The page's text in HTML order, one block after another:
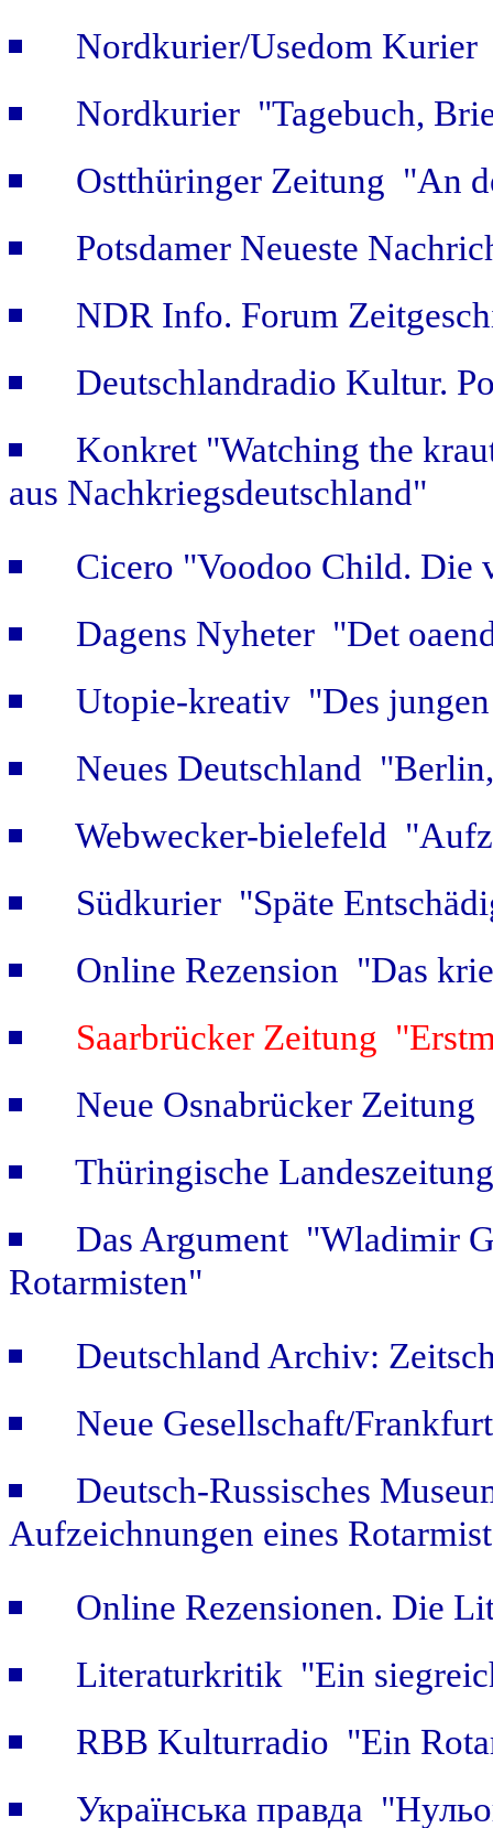
Nordkurier/Usedom
Nordkurier "Tagebuch,
Ostthüringer Zeitung "An
Potsdamer Neueste
NDR Info. Forum
Deutschlandradio Kultur.
Konkret "Watching the
aus Nachkriegsdeutschland"
Cicero "Voodoo Child. Die
Dagens Nyheter "Det
Utopie-kreativ "Des
Neues Deutschland
Webwecker-bielefeld
Südkurier "Späte
Online Rezension "Das
Saarbrücker Zeitung
Neue Osnabrücker
Thüringische
Das Argument "Wladimir
Rotarmisten"
Deutschland Archiv:
Neue Gesellschaft/
Deutsch-Russisches
Aufzeichnungen eines
Online Rezensionen. Die
Literaturkritik "Ein
RBB Kulturradio "Ein
Українська правда